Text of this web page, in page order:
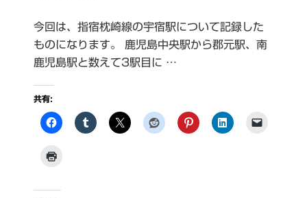
今回は、指宿枕崎線の宇宿駅について記録した
ものになります。 鹿児島中央駅から郡元駅、南
鹿児島駅と数えて3駅目に …
共有: